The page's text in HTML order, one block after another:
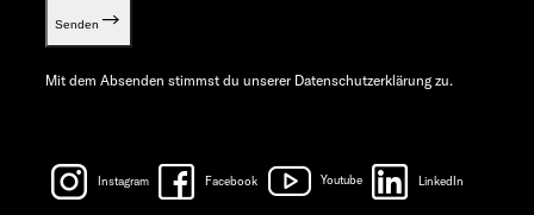
Senden
Mit dem Absenden stimmst du unserer Datenschutzerklärung zu.
Instagram Facebook Youtube LinkedIn